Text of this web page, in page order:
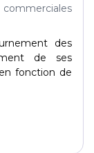
des
de ses
fonction de